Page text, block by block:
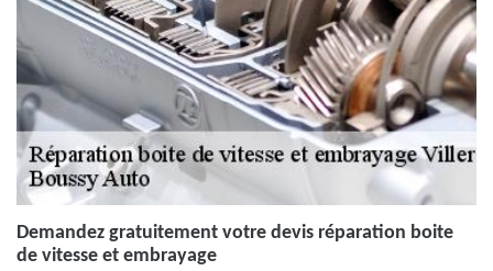
Demandez gratuitement votre devis réparation boite
de vitesse et embrayage